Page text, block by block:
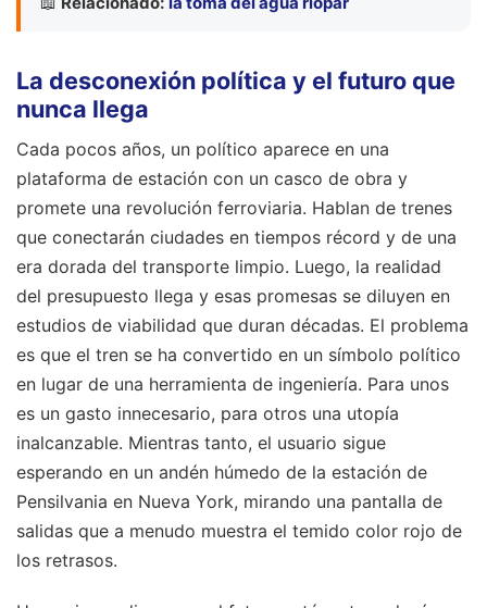
La desconexión política y el futuro que
nunca llega
Cada pocos años, un político aparece en una
plataforma de estación con un casco de obra y
promete una revolución ferroviaria. Hablan de trenes
que conectarán ciudades en tiempos récord y de una
era dorada del transporte limpio. Luego, la realidad
del presupuesto llega y esas promesas se diluyen en
estudios de viabilidad que duran décadas. El problema
es que el tren se ha convertido en un símbolo político
en lugar de una herramienta de ingeniería. Para unos
es un gasto innecesario, para otros una utopía
inalcanzable. Mientras tanto, el usuario sigue
esperando en un andén húmedo de la estación de
Pensilvania en Nueva York, mirando una pantalla de
salidas que a menudo muestra el temido color rojo de
los retrasos.